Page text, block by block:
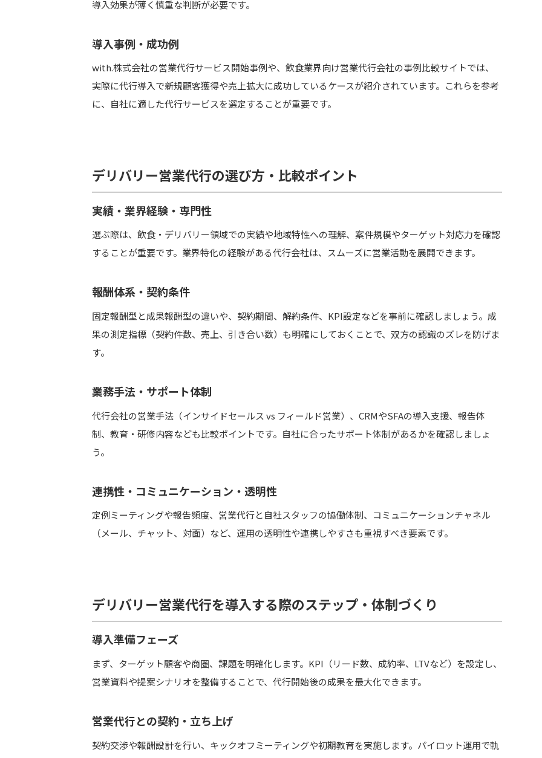
導入効果が薄く慎重な判断が必要です。
導入事例・成功例
with.株式会社の営業代行サービス開始事例や、飲食業界向け営業代行会社の事例比較サイトでは、
実際に代行導入で新規顧客獲得や売上拡大に成功しているケースが紹介されています。これらを参考
に、自社に適した代行サービスを選定することが重要です。
デリバリー営業代行の選び方・比較ポイント
実績・業界経験・専門性
選ぶ際は、飲食・デリバリー領域での実績や地域特性への理解、案件規模やターゲット対応力を確認
することが重要です。業界特化の経験がある代行会社は、スムーズに営業活動を展開できます。
報酬体系・契約条件
固定報酬型と成果報酬型の違いや、契約期間、解約条件、KPI設定などを事前に確認しましょう。成
果の測定指標（契約件数、売上、引き合い数）も明確にしておくことで、双方の認識のズレを防げま
す。
業務手法・サポート体制
代行会社の営業手法（インサイドセールス vs フィールド営業）、CRMやSFAの導入支援、報告体
制、教育・研修内容なども比較ポイントです。自社に合ったサポート体制があるかを確認しましょ
う。
連携性・コミュニケーション・透明性
定例ミーティングや報告頻度、営業代行と自社スタッフの協働体制、コミュニケーションチャネル
（メール、チャット、対面）など、運用の透明性や連携しやすさも重視すべき要素です。
デリバリー営業代行を導入する際のステップ・体制づくり
導入準備フェーズ
まず、ターゲット顧客や商圏、課題を明確化します。KPI（リード数、成約率、LTVなど）を設定し、
営業資料や提案シナリオを整備することで、代行開始後の成果を最大化できます。
営業代行との契約・立ち上げ
契約交渉や報酬設計を行い、キックオフミーティングや初期教育を実施します。パイロット運用で軌